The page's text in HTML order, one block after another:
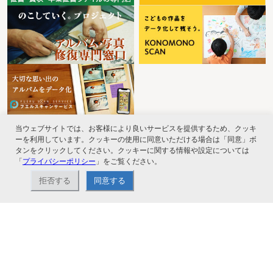
当ウェブサイトでは、お客様により良いサービスを提供するため、クッキ
ーを利用しています。クッキーの使用に同意いただける場合は「同意」ボ
タンをクリックしてください。クッキーに関する情報や設定については
「プライバシーポリシー 」をご覧ください。
拒否する 同意する